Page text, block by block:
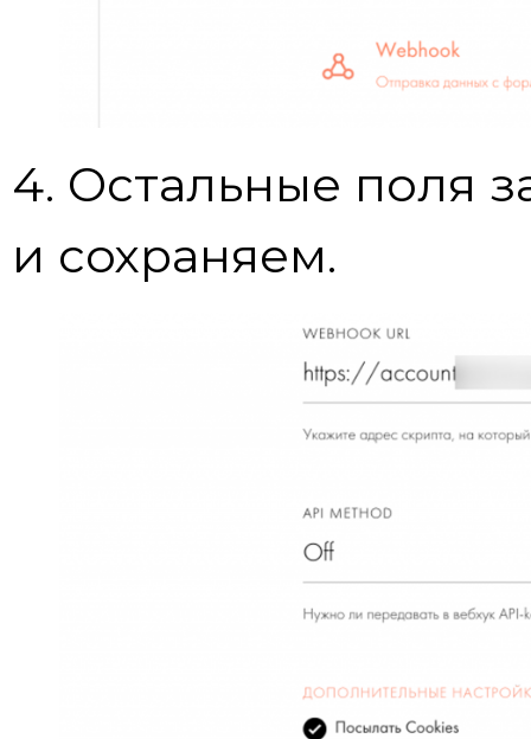
4. Остальные поля
и сохраняем.